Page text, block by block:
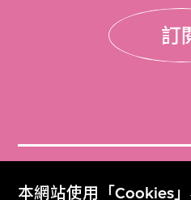
本網站使用「Cookies
訂
門票